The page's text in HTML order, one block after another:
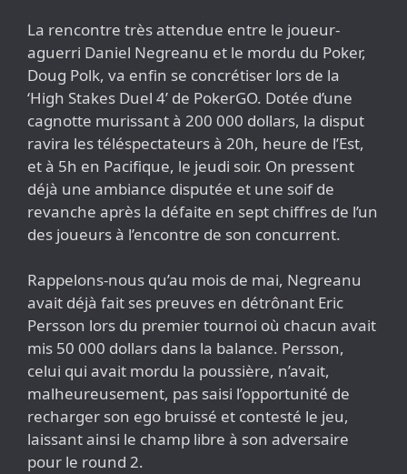
La rencontre très attendue entre le joueur-
aguerri Daniel Negreanu et le mordu du Poker,
Doug Polk, va enfin se concrétiser lors de la
‘High Stakes Duel 4’ de PokerGO. Dotée d’une
cagnotte murissant à 200 000 dollars, la disput
ravira les téléspectateurs à 20h, heure de l’Est,
et à 5h en Pacifique, le jeudi soir. On pressent
déjà une ambiance disputée et une soif de
revanche après la défaite en sept chiffres de l’un
des joueurs à l’encontre de son concurrent.
Rappelons-nous qu’au mois de mai, Negreanu
avait déjà fait ses preuves en détrônant Eric
Persson lors du premier tournoi où chacun avait
mis 50 000 dollars dans la balance. Persson,
celui qui avait mordu la poussière, n’avait,
malheureusement, pas saisi l’opportunité de
recharger son ego bruissé et contesté le jeu,
laissant ainsi le champ libre à son adversaire
pour le round 2.